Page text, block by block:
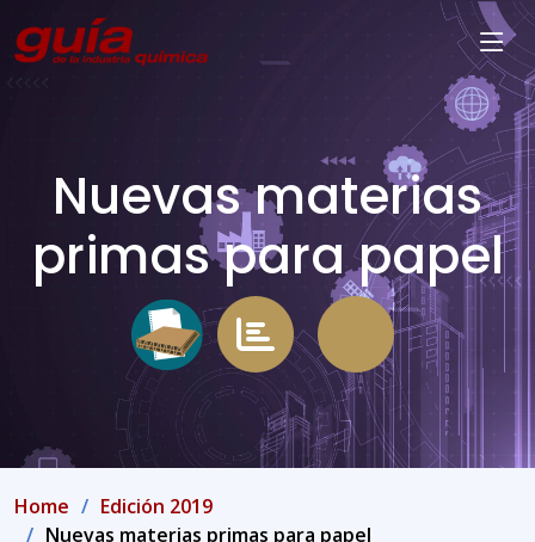
Nuevas materias
primas para papel
Home
Edición 2019
Nuevas materias primas para papel